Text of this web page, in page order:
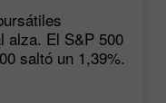
inflación
alza. El S&P 500
saltó un 1,39%.